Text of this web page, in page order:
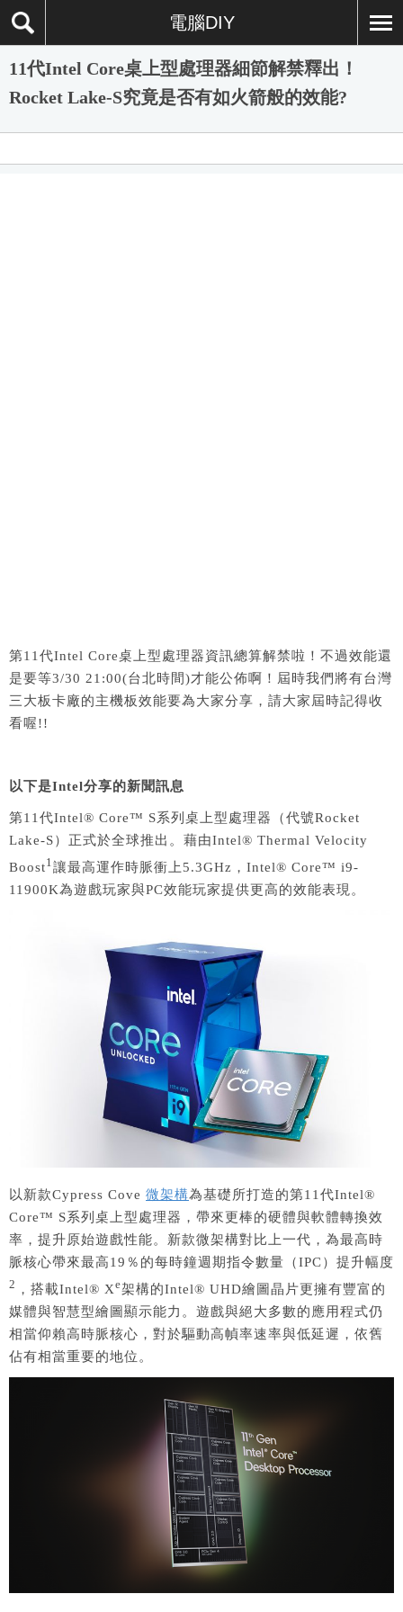
電腦DIY
11代Intel Core桌上型處理器細節解禁釋出！
Rocket Lake-S究竟是否有如火箭般的效能?
第11代Intel Core桌上型處理器資訊總算解禁啦！不過效能還
是要等3/30 21:00(台北時間)才能公佈啊！屆時我們將有台灣
三大板卡廠的主機板效能要為大家分享，請大家屆時記得收
看喔!!
以下是Intel分享的新聞訊息
第11代Intel® Core™ S系列桌上型處理器（代號Rocket
Lake-S）正式於全球推出。藉由Intel® Thermal Velocity
Boost1讓最高運作時脈衝上5.3GHz，Intel® Core™ i9-
11900K為遊戲玩家與PC效能玩家提供更高的效能表現。
以新款Cypress Cove 微架構為基礎所打造的第11代Intel®
Core™ S系列桌上型處理器，帶來更棒的硬體與軟體轉換效
率，提升原始遊戲性能。新款微架構對比上一代，為最高時
脈核心帶來最高19％的每時鐘週期指令數量（IPC）提升幅度
2 ，搭載Intel® Xe架構的Intel® UHD繪圖晶片更擁有豐富的
媒體與智慧型繪圖顯示能力。遊戲與絕大多數的應用程式仍
相當仰賴高時脈核心，對於驅動高幀率速率與低延遲，依舊
佔有相當重要的地位。